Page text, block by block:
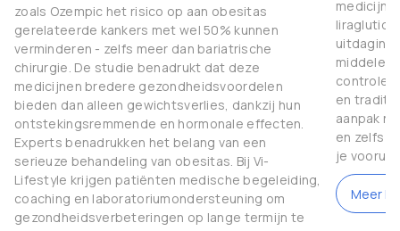
zoals Ozempic het risico op aan obesitas
gerelateerde kankers met wel 50% kunnen
verminderen - zelfs meer dan bariatrische
chirurgie. De studie benadrukt dat deze
medicijnen bredere gezondheidsvoordelen
bieden dan alleen gewichtsverlies, dankzij hun
ontstekingsremmende en hormonale effecten.
Experts benadrukken het belang van een
serieuze behandeling van obesitas. Bij Vi-
Lifestyle krijgen patiënten medische begeleiding,
coaching en laboratoriumondersteuning om
gezondheidsverbeteringen op lange termijn te
middelen
controle
en
aanpak
en zelfs
je
Meer